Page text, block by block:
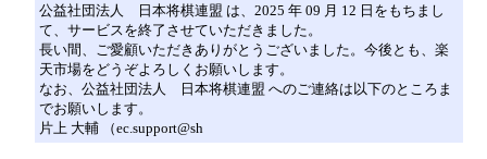
公益社団法人 日本将棋連盟 は、2025 年 09 月 12 日をもちまし
て、サービスを終了させていただきました。
長い間、ご愛顧いただきありがとうございました。今後とも、楽
天市場をどうぞよろしくお願いします。
なお、公益社団法人 日本将棋連盟 へのご連絡は以下のところま
でお願いします。
片上 大輔 （ec.support@sh